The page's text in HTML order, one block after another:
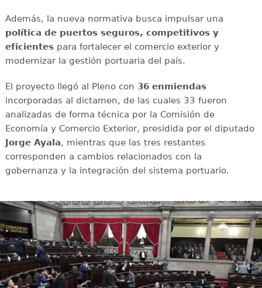
Además, la nueva normativa busca impulsar una
política de puertos seguros, competitivos y
eficientespara fortalecer el comercio exterior y
modernizar la gestión portuaria del país.
El proyecto llegó al Pleno con 36 enmiendas
incorporadas al dictamen, de las cuales 33 fueron
analizadas de forma técnica por la Comisión de
Economía y Comercio Exterior, presidida por el diputado
Jorge Ayala, mientras que las tres restantes
corresponden a cambios relacionados con la
gobernanza y la integración del sistema portuario.